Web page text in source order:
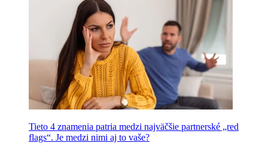
Tieto 4 znamenia patria medzi najväčšie partnerské „red
flags“. Je medzi nimi aj to vaše?